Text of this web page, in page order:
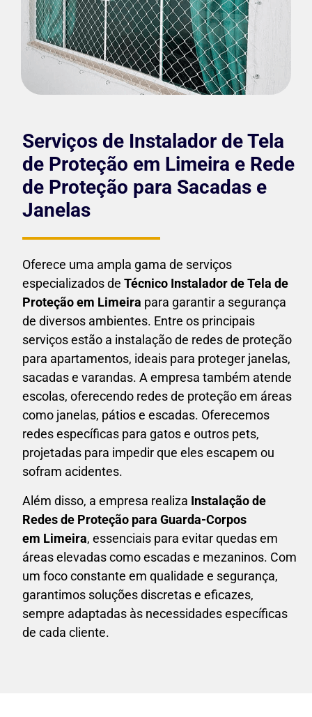
Serviços de Instalador de Tela
de Proteção em Limeira e Rede
de Proteção para Sacadas e
Janelas
Oferece uma ampla gama de serviços
especializados de Técnico Instalador de Tela de
Proteção em Limeira para garantir a segurança
de diversos ambientes. Entre os principais
serviços estão a instalação de redes de proteção
para apartamentos, ideais para proteger janelas,
sacadas e varandas. A empresa também atende
escolas, oferecendo redes de proteção em áreas
como janelas, pátios e escadas. Oferecemos
redes específicas para gatos e outros pets,
projetadas para impedir que eles escapem ou
sofram acidentes.
Além disso, a empresa realiza Instalação de
Redes de Proteção para Guarda-Corpos
em Limeira, essenciais para evitar quedas em
áreas elevadas como escadas e mezaninos. Com
um foco constante em qualidade e segurança,
garantimos soluções discretas e eficazes,
sempre adaptadas às necessidades específicas
de cada cliente.